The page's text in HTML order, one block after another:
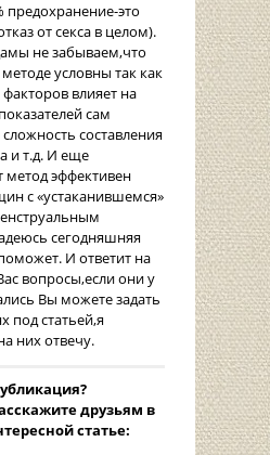
предохранение-это
от секса в целом).
не забываем,что
условны так как
влияет на
сам
составления
и т.д. И еще
метод эффективен
с «устаканившемся»
сегодняшняя
И ответит на
вопросы,если они у
Вы можете задать
под статьей,я
них отвечу.
друзьям в
статье: